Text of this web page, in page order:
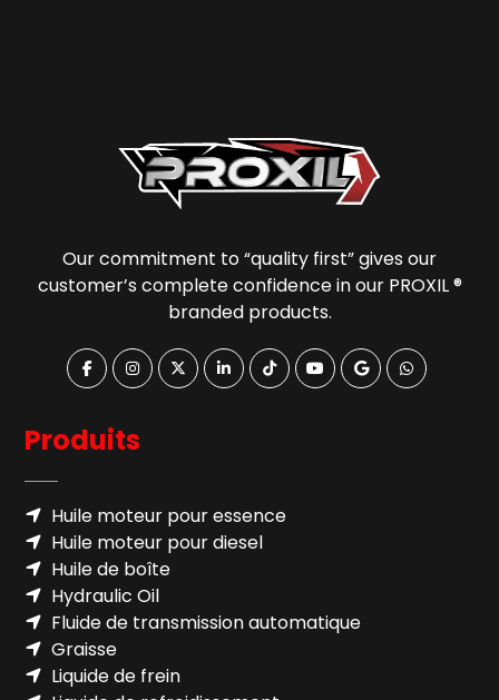
Our commitment to “quality first” gives our
customer’s complete confidence in our PROXIL ®
branded products.
Produits
Huile moteur pour essence
Huile moteur pour diesel
Huile de boîte
Hydraulic Oil
Fluide de transmission automatique
Graisse
Liquide de frein